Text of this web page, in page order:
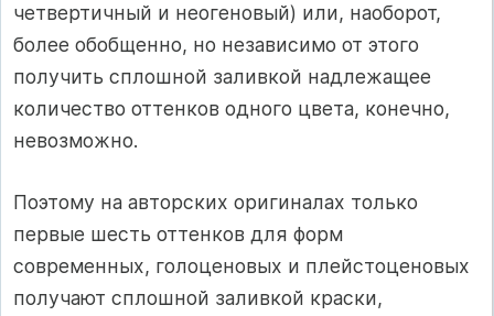
четвертичный и неогеновый) или, наоборот,
более обобщенно, но независимо от этого
получить сплошной заливкой надлежащее
количество оттенков одного цвета, конечно,
невозможно.
Поэтому на авторских оригиналах только
первые шесть оттенков для форм
современных, голоценовых и плейстоценовых
получают сплошной заливкой краски,